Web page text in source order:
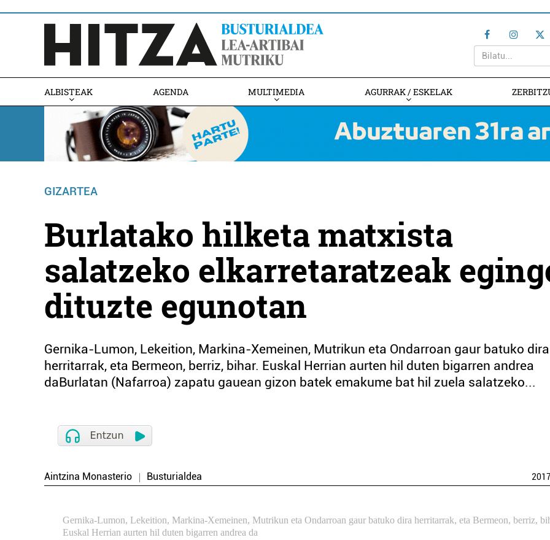
ALBISTEAK AGENDA MULTIMEDIA AGURRAK / ESKELAK
GIZARTEA
Burlatako hilketa matxista
salatzeko elkarretaratzeak
dituzte egunotan
Gernika-Lumon, Lekeition, Markina-Xemeinen, Mutrikun eta Ondarroan gaur batuko dira
herritarrak, eta Bermeon, berriz, bihar. Euskal Herrian aurten hil duten bigarren andrea
daBurlatan (Nafarroa) zapatu gauean gizon batek emakume bat hil zuela salatzeko...
Aintzina Monasterio Busturialdea
Gernika-Lumon, Lekeition, Markina-Xemeinen, Mutrikun eta Ondarroan gaur batuko dira herritarrak, eta Bermeon, berriz,
Euskal Herrian aurten hil duten bigarren andrea da